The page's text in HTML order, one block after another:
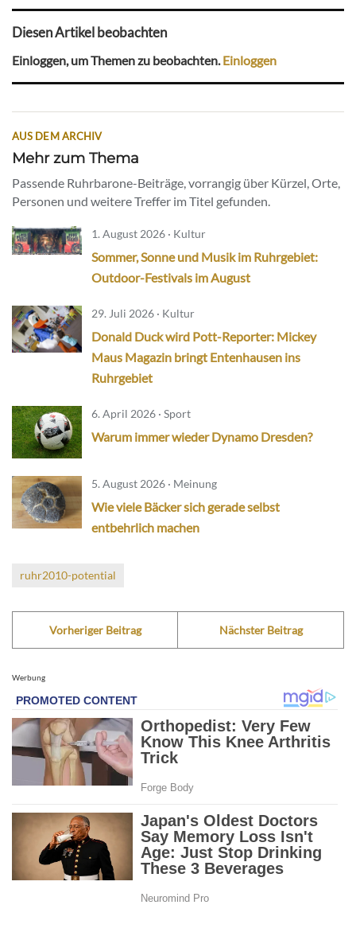
Diesen Artikel beobachten
Einloggen, um Themen zu beobachten.Einloggen
AUS DEM ARCHIV
Mehr zum Thema
Passende Ruhrbarone-Beiträge, vorrangig über Kürzel, Orte,
Personen und weitere Treffer im Titel gefunden.
1. August 2026 · Kultur
Sommer, Sonne und Musik im Ruhrgebiet:
Outdoor-Festivals im August
29. Juli 2026 · Kultur
Donald Duck wird Pott-Reporter: Mickey
Maus Magazin bringt Entenhausen ins
Ruhrgebiet
6. April 2026 · Sport
Warum immer wieder Dynamo Dresden?
5. August 2026 · Meinung
Wie viele Bäcker sich gerade selbst
entbehrlich machen
ruhr2010-potential
Vorheriger Beitrag Nächster Beitrag
Werbung